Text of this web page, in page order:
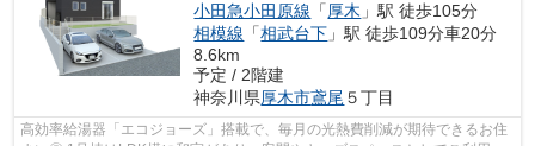
小田急小田原線 「厚木 」駅 徒歩105分
相模線 「相武台下 」駅 徒歩109分車20分
8.6km
予定 / 2階建
神奈川県厚木市鳶尾５丁目
高効率給湯器「エコジョーズ」搭載で、毎月の光熱費削減が期待できるお住